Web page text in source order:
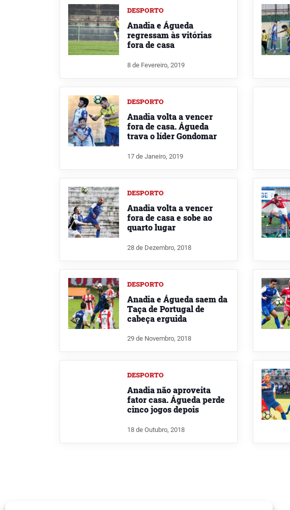
DESPORTO
Anadia e Águeda
regressam às vitórias
fora de casa
8 de Fevereiro, 2019
DESPORTO
Anadia volta a vencer
fora de casa. Águeda
trava o líder Gondomar
17 de Janeiro, 2019
DESPORTO
Anadia volta a vencer
fora de casa e sobe ao
quarto lugar
28 de Dezembro, 2018
DESPORTO
Anadia e Águeda saem da
Taça de Portugal de
cabeça erguida
29 de Novembro, 2018
DESPORTO
Anadia não aproveita
fator casa. Águeda perde
cinco jogos depois
18 de Outubro, 2018